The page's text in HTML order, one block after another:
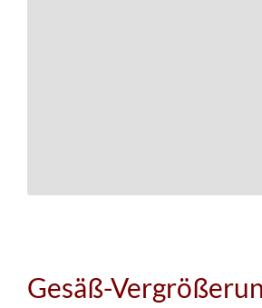
Gesäß-